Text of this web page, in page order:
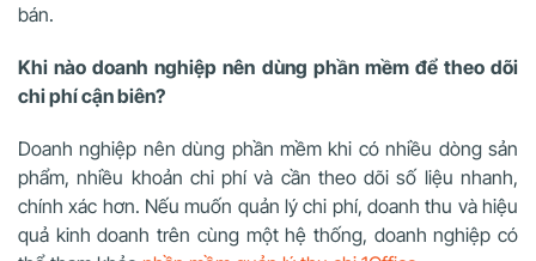
bán.
Khi nào doanh nghiệp nên dùng phần mềm để theo dõi
chi phí cận biên?
Doanh nghiệp nên dùng phần mềm khi có nhiều dòng sản
phẩm, nhiều khoản chi phí và cần theo dõi số liệu nhanh,
chính xác hơn. Nếu muốn quản lý chi phí, doanh thu và hiệu
quả kinh doanh trên cùng một hệ thống, doanh nghiệp có